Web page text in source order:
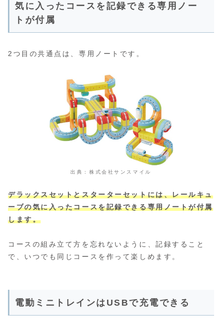
気に入ったコースを記録できる専用ノー
トが付属
2つ目の共通点は、専用ノートです。
出典：株式会社サンスマイル
デラックスセットとスターターセットには、レールキュ
ーブの気に入ったコースを記録できる専用ノートが付属
します。
コースの組み立て方を忘れないように、記録すること
で、いつでも同じコースを作って楽しめます。
電動ミニトレインはUSBで充電できる